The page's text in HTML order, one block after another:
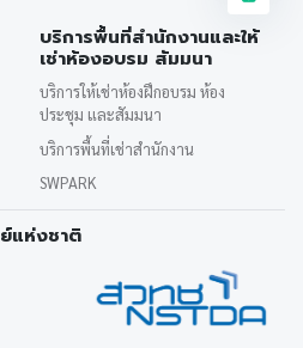
บริการพื้นที่สำนักงานและให้
เช่าห้องอบรม สัมมนา
บริการให้เช่าห้องฝึกอบรม ห้อง
ประชุม และสัมมนา
บริการพื้นที่เช่าสำนักงาน
SWPARK
แห่งชาติ